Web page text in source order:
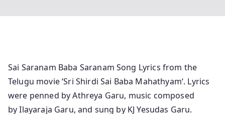
Sai Saranam Baba Saranam Song Lyrics from the
Telugu movie ‘Sri Shirdi Sai Baba Mahathyam‘. Lyrics
were penned by Athreya Garu, music composed
by Ilayaraja Garu, and sung by KJ Yesudas Garu.